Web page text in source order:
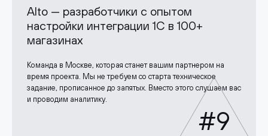
Alto — разработчики с опытом
настройки интеграции 1С в 100+
магазинах
Команда в Москве, которая станет вашим партнером на
время проекта. Мы не требуем со старта техническое
задание, прописанное до запятых. Вместо этого слушаем вас
и проводим аналитику.
#9